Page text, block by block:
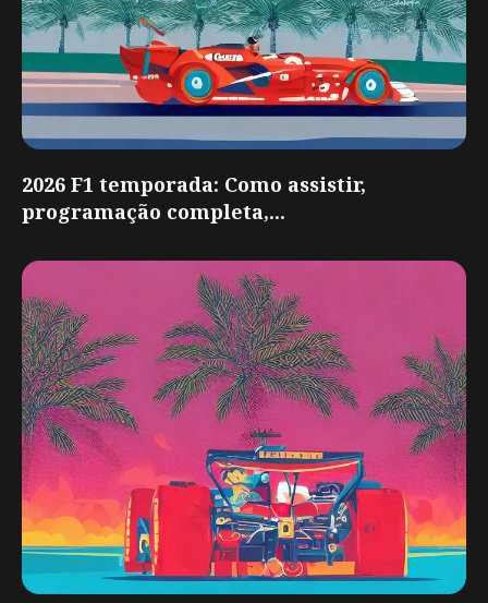
2026 F1 temporada: Como assistir,
programação completa,...